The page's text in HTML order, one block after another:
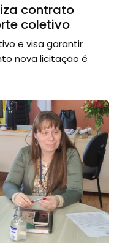
contrato
coletivo
e visa garantir
nova licitação é